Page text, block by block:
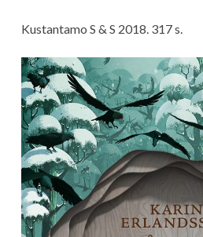
Kustantamo S & S 2018. 317 s.